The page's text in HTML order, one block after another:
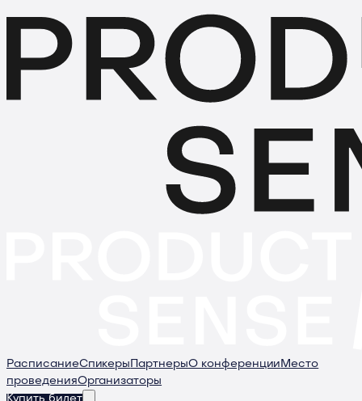
РасписаниеСпикеры ПартнерыО конференции Место
проведенияОрганизаторы